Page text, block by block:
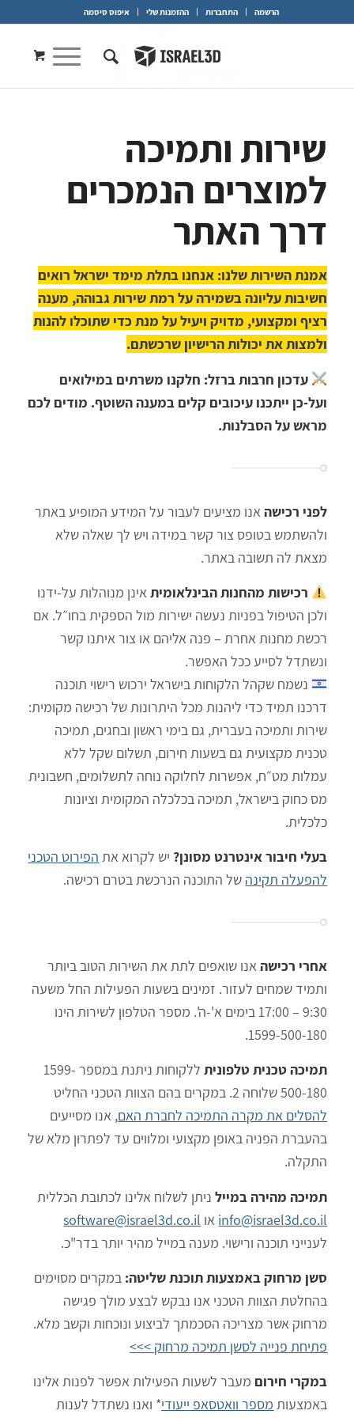
הרשמה התחברות ההזמנות שלי איפוס סיסמה
שירות ותמיכה
למוצרים הנמכרים
דרך האתר
אמנת השירות שלנו: אנחנו בתלת מימד ישראל רואים
חשיבות עליונה בשמירה על רמת שירות גבוהה, מענה
רציף ומקצועי, מדויק ויעיל על מנת כדי שתוכלו להנות
ולמצות את יכולות הרישיון שרכשתם.
עדכון חרבות ברזל: חלקנו משרתים במילואים
ועל-כן ייתכנו עיכובים קלים במענה השוטף. מודים לכם
מראש על הסבלנות.
לפני רכישה אנו מציעים לעבור על המידע המופיע באתר
ולהשתמש בטופס צור קשר במידה ויש לך שאלה שלא
מצאת לה תשובה באתר.
רכישות מהחנות הבינלאומיתאינן מנוהלות על‑ידנו
ולכן הטיפול בפניות נעשה ישירות מול הספקית בחו״ל. אם
רכשת מחנות אחרת – פנה אליהם או צור איתנו קשר
ונשתדל לסייע ככל האפשר.
נשמח שקהל הלקוחות בישראל ירכוש רישוי תוכנה
דרכנו תמיד כדי ליהנות מכל היתרונות של רכישה מקומית:
שירות ותמיכה בעברית, גם בימי ראשון ובחגים, תמיכה
טכנית מקצועית גם בשעות חירום, תשלום שקל ללא
עמלות מט״ח, אפשרות לחלוקה נוחה לתשלומים, חשבונית
מס כחוק בישראל, תמיכה בכלכלה המקומית וציונות
כלכלית.
בעלי חיבור אינטרנט מסונן? יש לקרוא את הפירוט הטכני
להפעלה תקינה של התוכנה הנרכשת בטרם רכישה.
אחרי רכישהאנו שואפים לתת את השירות הטוב ביותר
ותמיד שמחים לעזור. זמינים בשעות הפעילות החל משעה
9:30 – 17:00 בימים א'-ה'. מספר הטלפון לשירות הינו
1599-500-180.
תמיכה טכנית טלפונית
ללקוחות ניתנת במספר 1599-
500-180 שלוחה 2. במקרים בהם הצוות הטכני החליט
להסלים את מקרה התמיכה לחברת האם, אנו מסייעים
בהעברת הפניה באופן מקצועי ומלווים עד לפתרון מלא של
התקלה.
תמיכה מהירה במיילניתן לשלוח אלינו לכתובת הכללית
info@israel3d.co.il או software@israel3d.co.il
לענייני תוכנה ורישוי. מענה במייל מהיר יותר בדר"כ.
סשן מרחוק באמצעות תוכנת שליטה: במקרים מסוימים
בהחלטת הצוות הטכני אנו נבקש לבצע מולך פגישה
מרחוק אשר מצריכה הסכמתך לביצוע ונוכחות וקשב מלא.
פתיחת פנייה לסשן תמיכה מרחוק >>>
במקרי חירום מעבר לשעות הפעילות אפשר לפנות אלינו
באמצעות מספר וואטסאפ ייעודי* ואנו נשתדל לענות